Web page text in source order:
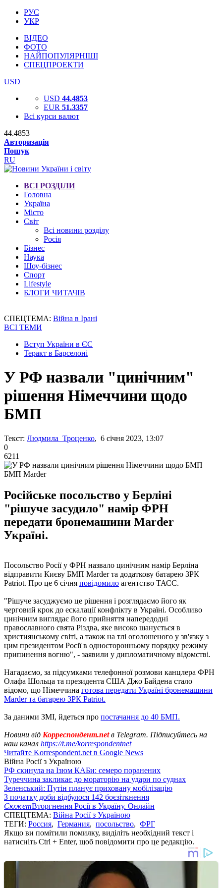
РУС
УКР
ВІДЕО
ФОТО
НАЙПОПУЛЯРНІШІ
СПЕЦПРОЕКТИ
USD
USD 44.4853
EUR 51.3357
Всі курси валют
44.4853
Авторизація
Пошук
RU
ВСІ РОЗДІЛИ
Головна
Україна
Місто
Світ
Всі новини розділу
Росія
Бізнес
Наука
Шоу-бізнес
Спорт
Lifestyle
БЛОГИ ЧИТАЧІВ
СПЕЦТЕМА: Війна в Ірані
ВСІ ТЕМИ
Вступ України в ЄС
Теракт в Барселоні
У РФ назвали "цинічним"
рішення Німеччини щодо
БМП
Текст: Людмила Троценко, 6 січня 2023, 13:07
0
6211
БМП Marder
Російське посольство у Берліні
"рішуче засудило" намір ФРН
передати бронемашини Marder
Україні.
Посольство Росії у ФРН назвало цинічним намір Берліна
відправити Києву БМП Marder та додаткову батарею ЗРК
Patriot. Про це 6 січня повідомило агентство ТАСС.
"Рішуче засуджуємо це рішення і розглядаємо його як
черговий крок до ескалації конфлікту в Україні. Особливо
цинічним виглядає його прийняття напередодні
православного свята Різдва, яке високо шанується в
християнському світі, а також на тлі оголошеного у зв'язку з
цим президентом Росії в односторонньому порядку режиму
припинення вогню", - заявили у дипломатичному відомстві.
Нагадаємо, за підсумками телефонної розмови канцлера ФРН
Олафа Шольца та президента США Джо Байдена стало
відомо, що Німеччина готова передати Україні бронемашини
Marder та батарею ЗРК Patriot.
За даними ЗМІ, йдеться про постачання до 40 БМП.
Новини від Корреспондент.netв Telegram. Підписуйтесь на
наш канал https://t.me/korrespondentnet
Читайте Korrespondent.net в Google News
Війна Росії з Україною
РФ скинула на Ізюм КАБи: семеро поранених
Туреччина закликає до мораторію на удари по суднах
Зеленський: Путін планує приховану мобілізацію
З початку доби відбулося 142 боєзіткнення
СюжетВторгнення Росії в Україну. Онлайн
СПЕЦТЕМА: Війна Росії з Україною
ТЕГИ: Россия, Германия, посольство, ФРГ
Якщо ви помітили помилку, виділіть необхідний текст і
натисніть Ctrl + Enter, щоб повідомити про це редакцію.